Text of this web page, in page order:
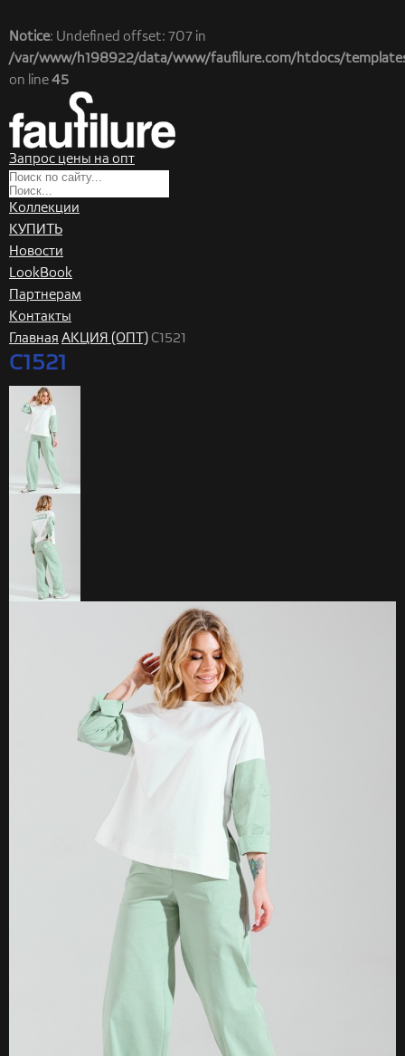
Notice: Undefined offset: 707 in
/var/www/h198922/data/www/faufilure.com/htdocs/
on line 45
Запрос цены на опт
Коллекции
КУПИТЬ
Новости
LookBook
Партнерам
Контакты
Главная АКЦИЯ (ОПТ) C1521
C1521